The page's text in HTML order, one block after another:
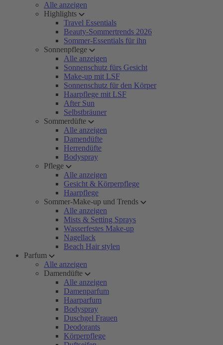
Alle anzeigen
Highlights
Travel Essentials
Beauty-Sommertrends 2026
Sommer-Essentials für ihn
Sonnenpflege
Alle anzeigen
Sonnenschutz fürs Gesicht
Make-up mit LSF
Sonnenschutz für den Körper
Haarpflege mit LSF
After Sun
Selbstbräuner
Sommerdüfte
Alle anzeigen
Damendüfte
Herrendüfte
Bodyspray
Pflege
Alle anzeigen
Gesicht & Körperpflege
Haarpflege
Sommer-Make-up und Trends
Alle anzeigen
Mists & Setting Sprays
Wasserfestes Make-up
Nagellack
Beach Hair stylen
Parfum
Alle anzeigen
Damendüfte
Alle anzeigen
Damenparfum
Haarparfum
Bodyspray
Duschgel Frauen
Deodorants
Körperpflege